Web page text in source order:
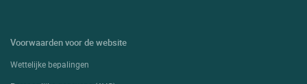
Voorwaarden voor de website
Wettelijke bepalingen